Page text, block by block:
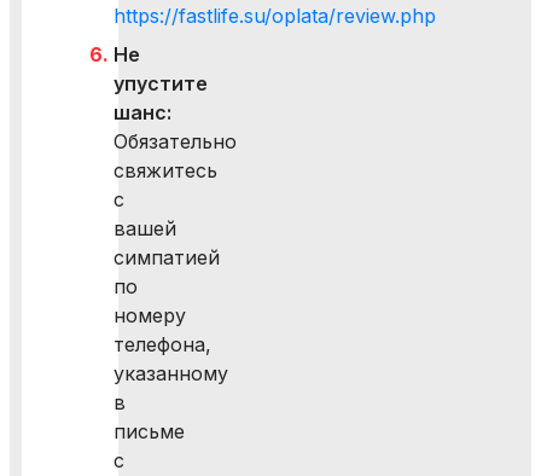
https://fastlife.su/oplata/review.php
Не
упустите
шанс:
Обязательно
свяжитесь
с
вашей
симпатией
по
номеру
телефона,
указанному
в
письме
с